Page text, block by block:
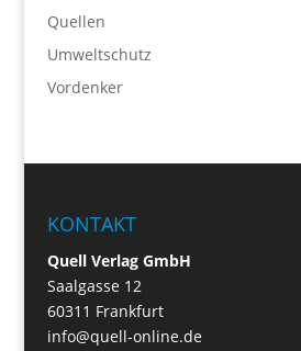
Quellen
Umweltschutz
Vordenker
KONTAKT
Quell Verlag GmbH
Saalgasse 12
60311 Frankfurt
info@quell-online.de